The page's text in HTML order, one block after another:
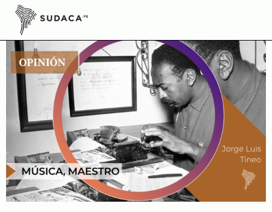
Skip
content